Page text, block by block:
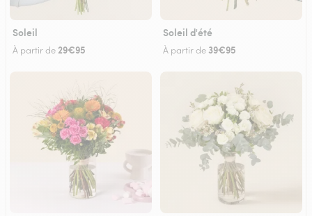
Soleil
À partir de 29€95
Soleil d'été
À partir de 39€95